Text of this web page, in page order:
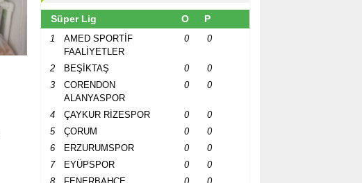
Süper Lig O P
1
AMED SPORTİF
FAALİYETLER
0 0
2 BEŞİKTAŞ 0
0
3
CORENDON
ALANYASPOR
0 0
4 ÇAYKUR RİZESPOR 0
0
5
ÇORUM 0
0
6
ERZURUMSPOR 0
0
7
EYÜPSPOR 0
0